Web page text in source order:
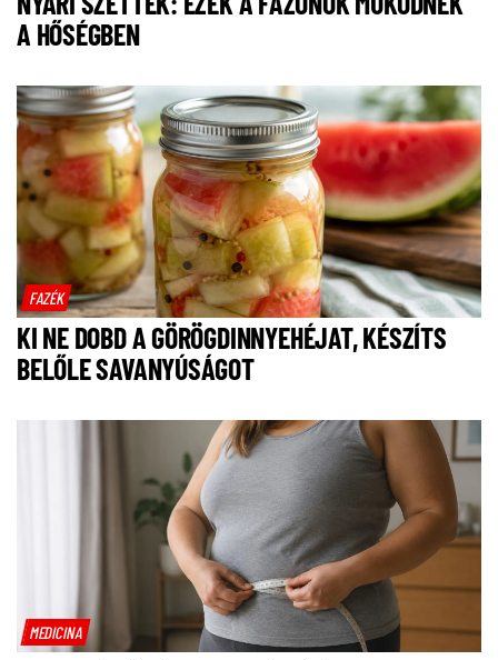
A HŐSÉGBEN
FAZÉK
KI NE DOBD A GÖRÖGDINNYEHÉJAT, KÉSZÍTS
BELŐLE SAVANYÚSÁGOT
MEDICINA